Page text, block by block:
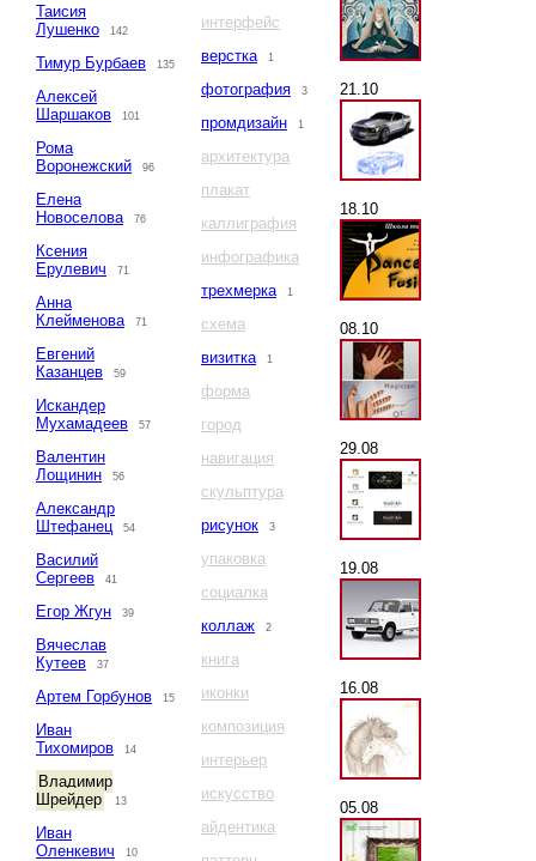
Таисия
Лушенко
142
Тимур Бурбаев 135
Алексей
Шаршаков
101
Рома
Воронежский
96
Елена
Новоселова
76
Ксения
Ерулевич
71
Анна
Клейменова
71
Евгений
Казанцев
59
Искандер
Мухамадеев
57
Валентин
Лощинин
56
Александр
Штефанец
54
Василий
Сергеев
41
Егор Жгун 39
Вячеслав
Кутеев
37
Артем Горбунов 15
Иван
Тихомиров
14
Владимир
Шрейдер
13
Иван
Оленкевич
10
интерфейс
верстка
1
фотография 3
промдизайн 1
архитектура
плакат
каллиграфия
инфографика
трехмерка
1
схема
визитка
1
форма
город
навигация
скульптура
рисунок
3
упаковка
социалка
коллаж
2
книга
иконки
композиция
интерьер
искусство
айдентика
21.10
18.10
08.10
29.08
19.08
16.08
05.08